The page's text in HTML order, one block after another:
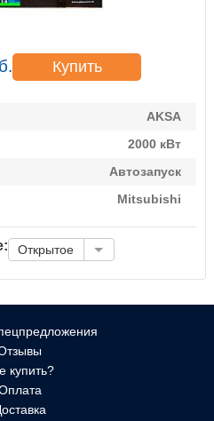
Купить
AKSA
2000 кВт
Автозапуск
Mitsubishi
Открытое
купить?